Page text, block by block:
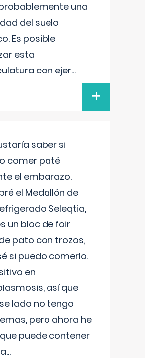
una
del suelo
Es posible
esta
con ejer...
+
saber si
comer paté
el embarazo.
el Medallón de
Seleqtia,
un bloc de foir
pato con trozos,
si puedo comerlo.
en
así que
lado no tengo
pero ahora he
puede contener